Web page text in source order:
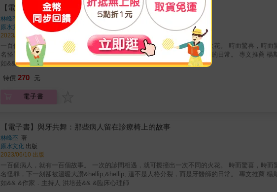
【電子書】與牙共舞
林峰丕
著
原水文化
出版
2023/06/10 出版
一百個病人，就有一百個故事。 一次的診間相遇，就可擦撞出一次不同的火花。 時而驚喜，時
名怪罪，下一刻卻被溫暖大讚&hellip;&hellip; 這不是人格分裂，而是牙醫師的日常。 專文推薦 楊斯棓 & 《人生路引》作者．醫師 暖心推薦 吳淡
如&& &作家．主持人 洪培芸&& &臨床心理師
特價 270 元
電子書
【電子書】與牙共舞：那些病人留在診療椅上的故事
林峰丕 著
原水文化 出版
2023/06/10 出版
一百個病人，就有一百個故事。 一次的診間相遇，就可擦撞出一次不同的火花。 時而驚喜，時
名怪罪，下一刻卻被溫暖大讚&hellip;&hellip; 這不是人格分裂，而是牙醫師的日常。 專文推薦 楊斯棓 & 《人生路引》作者．醫師 暖心推薦 吳淡
如&& &作家．主持人 洪培芸&& &臨床心理師